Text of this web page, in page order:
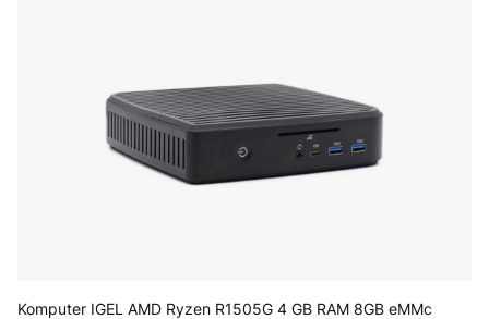
Komputer IGEL AMD Ryzen R1505G 4 GB RAM 8GB eMMc